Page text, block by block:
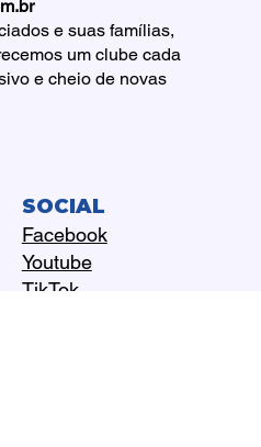
e suas famílias,
um clube cada
e cheio de novas
SOCIAL
Facebook
Youtube
TikTok